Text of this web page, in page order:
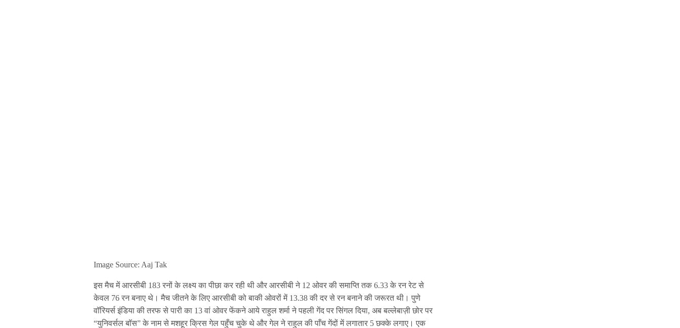
Image Source: Aaj Tak
इस मैच में आरसीबी 183 रनों के लक्ष्य का पीछा कर रही थी और आरसीबी ने 12 ओवर की समाप्ति तक 6.33 के रन रेट से
केवल 76 रन बनाए थे। मैच जीतने के लिए आरसीबी को बाकी ओवरों में 13.38 की दर से रन बनाने की जरूरत थी। पुणे
वॉरियर्स इंडिया की तरफ से पारी का 13 वां ओवर फेंकने आये राहुल शर्मा ने पहली गेंद पर सिंगल दिया, अब बल्लेबाज़ी छोर पर
“युनिवर्सल बॉस” के नाम से मशहूर क्रिस गेल पहुँच चुके थे और गेल ने राहुल की पाँच गेंदों में लगातार 5 छक्के लगाए। एक